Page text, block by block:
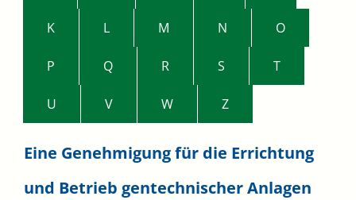
K L M N O
P Q R S T
U V W Z
Eine Genehmigung für die Errichtung
und Betrieb gentechnischer Anlagen